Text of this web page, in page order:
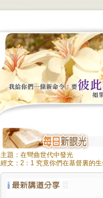
主題：在彎曲世代中發光
經文：2：1 究竟你們在基督裏的
來？他的愛有沒有鼓勵了你們？你
你們彼此間有沒有親愛同情的心？
們，要有共同的目標，同樣的愛心